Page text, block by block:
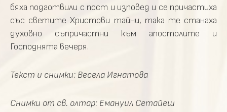
бяха подготвили с пост и изповед и се причастиха
със светите Христови тайни, така те станаха
духовно съпричастни към апостолите и
Господнята вечеря.
Текст и снимки: Весела Игнатова
Снимки от св. олтар: Емануил Сетайеш